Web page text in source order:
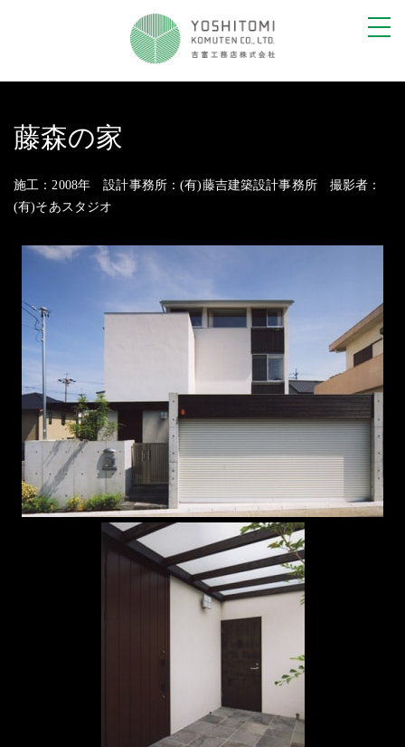
藤森の家
施工：2008年 設計事務所：(有)藤吉建築設計事務所 撮影者：
(有)そあスタジオ